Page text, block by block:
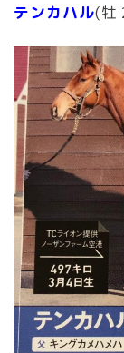
テンカハル(牡